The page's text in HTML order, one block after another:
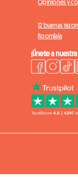
Opiniones y
12 buenas
Roomlala
¡Únete a